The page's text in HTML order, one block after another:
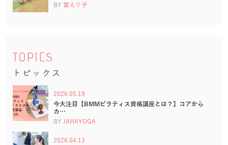
BY 宮えり子
TOPICS
トピックス
2026.05.19
今大注目【BMMピラティス資格講座とは？】コアから
カ…
BY JAHAYOGA
2026.04.13